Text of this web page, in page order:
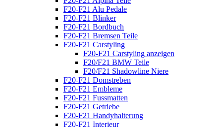
F20-F21 Alu Pedale
F20-F21 Blinker
F20-F21 Bordbuch
F20-F21 Bremsen Teile
F20-F21 Carstyling
F20-F21 Carstyling anzeigen
F20/F21 BMW Teile
F20/F21 Shadowline Niere
F20-F21 Domstreben
F20-F21 Embleme
F20-F21 Fussmatten
F20-F21 Getriebe
F20-F21 Handyhalterung
F20-F21 Interieur